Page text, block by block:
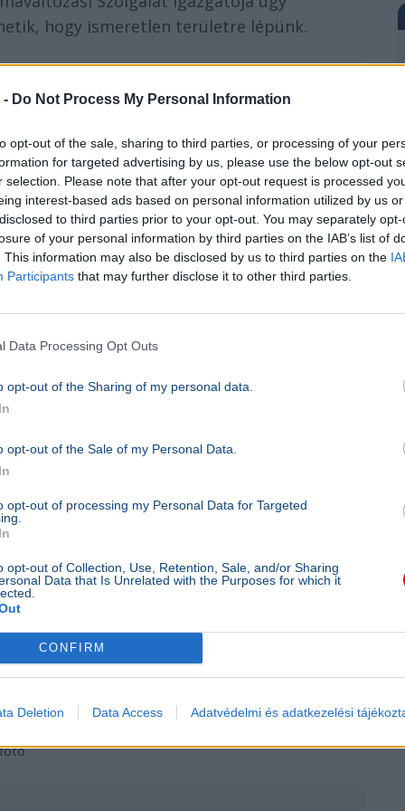
- Do Not Process My Personal Information
opt-out of the sale, sharing to third parties, or processing of your
for targeted advertising by us, please use the below opt-out
selection. Please note that after your opt-out request is processed
interest-based ads based on personal information utilized by us
to third parties prior to your opt-out. You may separately
of your personal information by third parties on the IAB’s list of
This information may also be disclosed by us to third parties on the
Participants that may further disclose it to other third parties.
Data Processing Opt Outs
opt-out of the Sharing of my personal data.
opt-out of the Sale of my Personal Data.
opt-out of processing my Personal Data for Targeted
opt-out of Collection, Use, Retention, Sale, and/or Sharing
Data that Is Unrelated with the Purposes for which it
CONFIRM
Deletion Data Access Adatvédelmi és adatkezelési
hogy ismeretlen területre lépünk.
ismeretlen területre lépünk.”
Szolgálat igazgatója
miközben az El Niño tovább erősödik,
rekordok dőlhetnek meg.
a tengereken. A melegebb víz több energiát
a heves esőzések és az árvizek
és a jégtakarók olvadását, miközben
számára is.
és intenzívebb tengeri
a halállományok mellett a part menti
szárazföldi hőhullámok kialakulását is
működik a légkör számára, ami
világszerte átrendezheti az időjárási
biztosan megmondani, hogy a mostani
melegebb időszak kezdetét jelzi. Ez a
lesz tartós a mostani hőmérsékleti
hónapok globális időjárását.